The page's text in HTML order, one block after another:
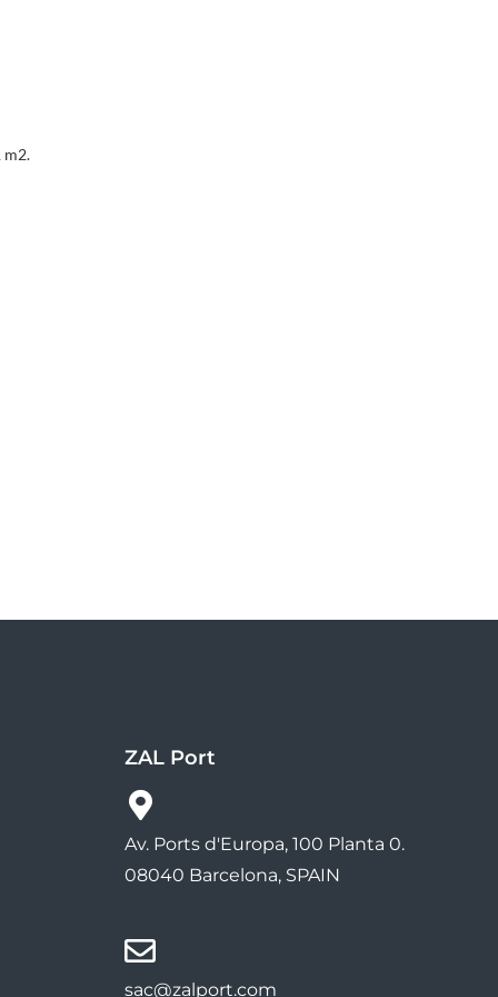
m2.
ZAL Port
Av. Ports d'Europa, 100 Planta 0.
08040 Barcelona, SPAIN
sac@zalport.com